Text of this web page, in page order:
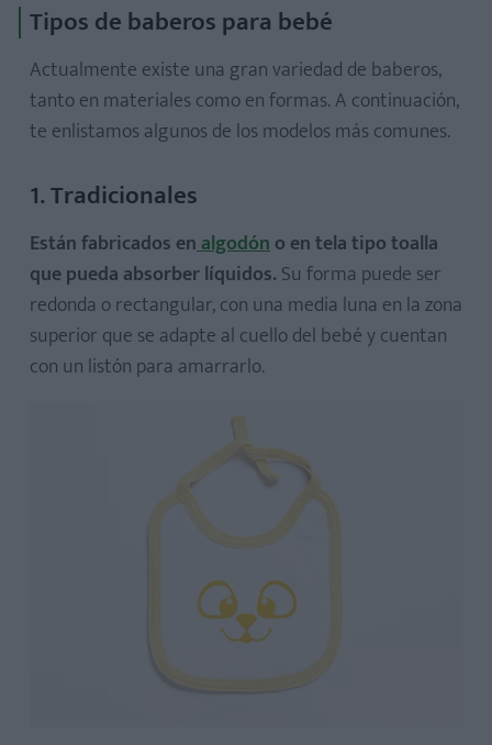
Tipos de baberos para bebé
Actualmente existe una gran variedad de baberos,
tanto en materiales como en formas. A continuación,
te enlistamos algunos de los modelos más comunes.
1. Tradicionales
Están fabricados enalgodóno en tela tipo toalla
que pueda absorber líquidos. Su forma puede ser
redonda o rectangular, con una media luna en la zona
superior que se adapte al cuello del bebé y cuentan
con un listón para amarrarlo.